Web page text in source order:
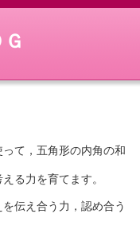
て，五角形の内角の和
る力を育てます。
伝え合う力，認め合う